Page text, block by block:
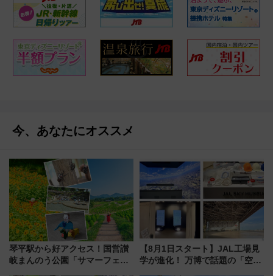
今、あなたにオススメ
琴平駅から好アクセス！国営讃
岐まんのう公園「サマーフェス
【8月1日スタート】JAL工場見
学が進化！ 万博で話題の「空飛